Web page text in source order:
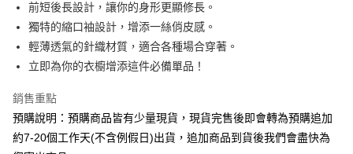
街口支付
悠遊付
Google Pay
全支付
前短後長設計，讓你的身形更顯修長。
獨特的縮口袖設計，增添一絲俏皮感。
輕薄透氣的針織材質，適合各種場合穿著。
立即為你的衣櫥增添這件必備單品！
銷售重點
預購說明：預購商品皆有少量現貨，現貨完售後即會轉為預購追加
約7-20個工作天(不含例假日)出貨，追加商品到貨後我們會盡快為